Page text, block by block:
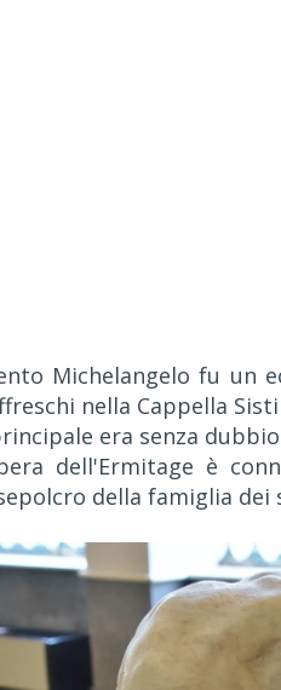
Michelangelo fu un
nella Cappella
era senza
dell'Ermitage è
della famiglia dei